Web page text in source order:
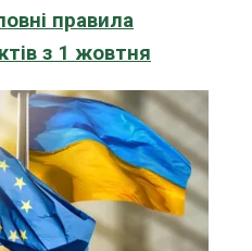
правила
з 1 жовтня